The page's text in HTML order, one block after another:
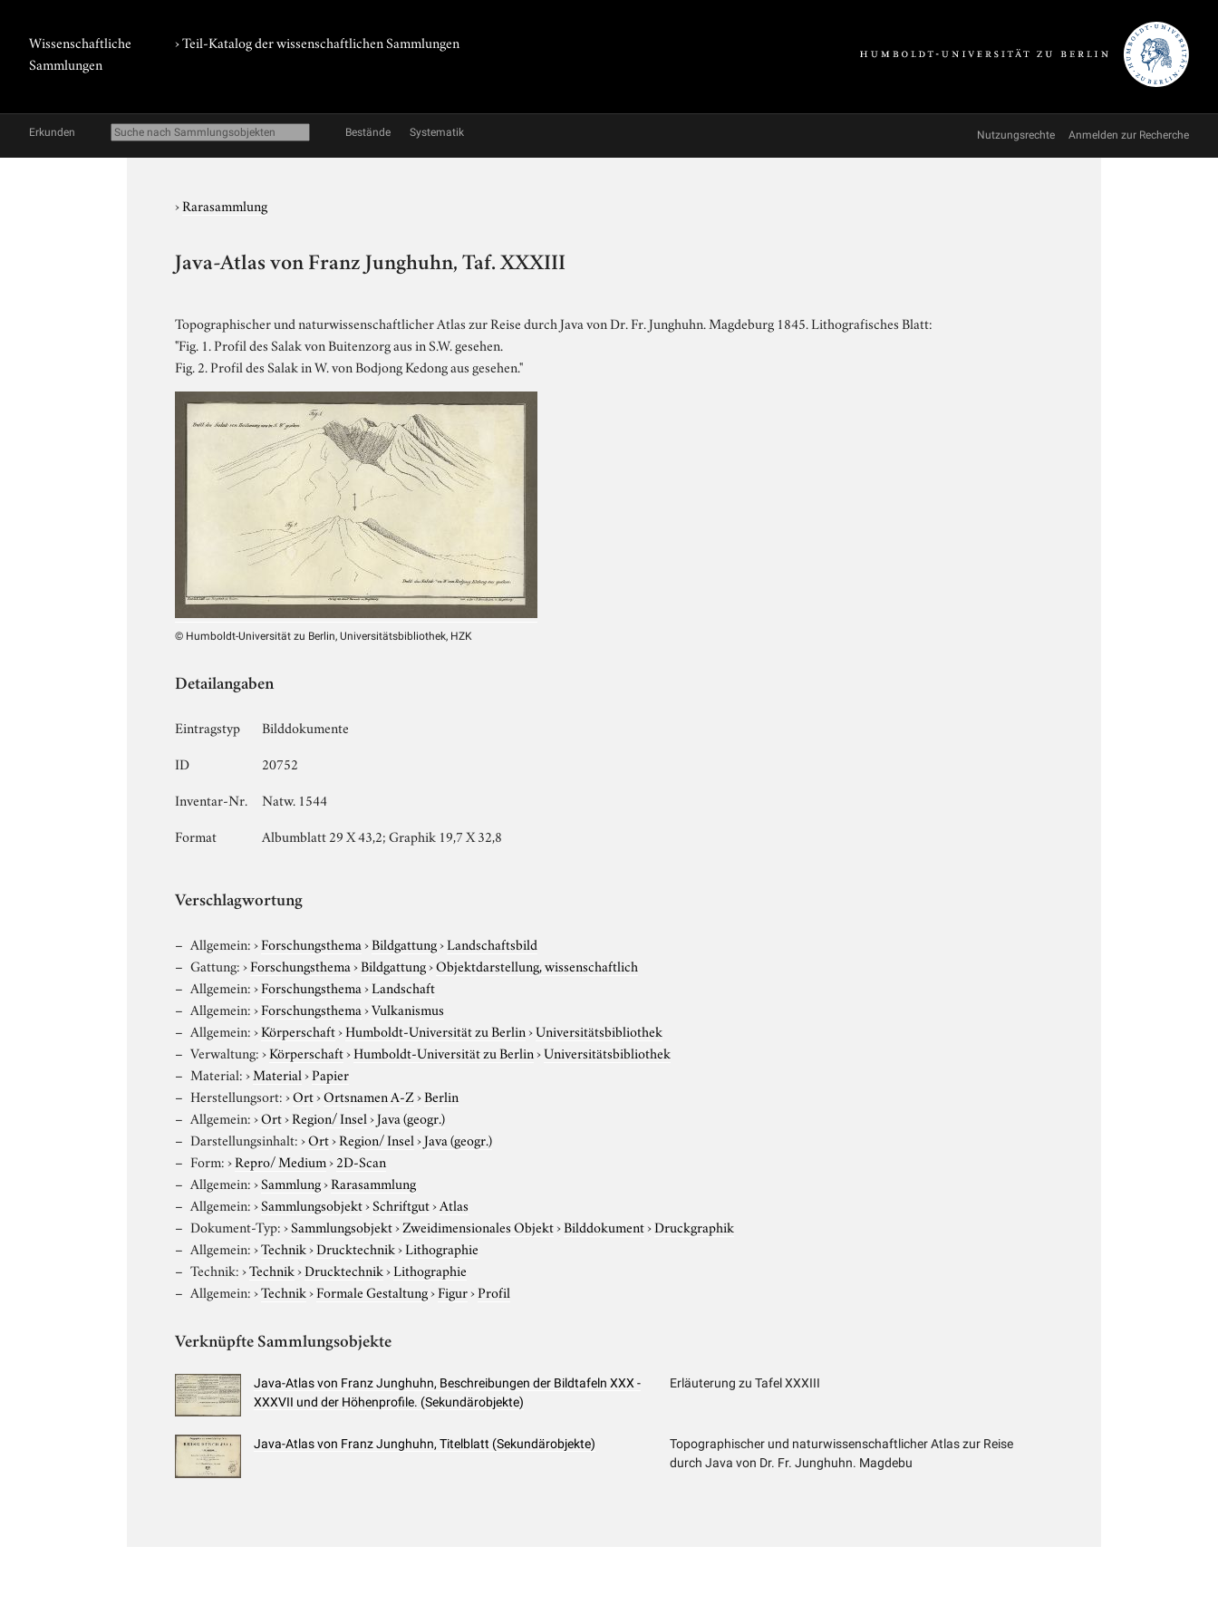
Wissenschaftliche
Sammlungen
› Teil-Katalog der wissenschaftlichen Sammlungen
Erkunden Bestände Systematik Nutzungsrechte Anmelden zur Recherche
›Rarasammlung
Java-Atlas von Franz Junghuhn, Taf. XXXIII
Topographischer und naturwissenschaftlicher Atlas zur Reise durch Java von Dr. Fr. Junghuhn. Magdeburg 1845. Lithografisches Blatt:
"Fig. 1. Profil des Salak von Buitenzorg aus in S.W. gesehen.
Fig. 2. Profil des Salak in W. von Bodjong Kedong aus gesehen."
© Humboldt-Universität zu Berlin, Universitätsbibliothek, HZK
Detailangaben
Eintragstyp
Bilddokumente
ID
20752
Inventar-Nr.
Natw. 1544
Format
Albumblatt 29 X 43,2; Graphik 19,7 X 32,8
Verschlagwortung
Allgemein:›Forschungsthema›Bildgattung›Landschaftsbild
Gattung:›Forschungsthema›Bildgattung›Objektdarstellung, wissenschaftlich
Allgemein:›Forschungsthema›Landschaft
Allgemein:›Forschungsthema›Vulkanismus
Allgemein:›Körperschaft›Humboldt-Universität zu Berlin›Universitätsbibliothek
Verwaltung:›Körperschaft›Humboldt-Universität zu Berlin›Universitätsbibliothek
Material:›Material›Papier
Herstellungsort:›Ort›Ortsnamen A-Z›Berlin
Allgemein:›Ort›Region/ Insel›Java (geogr.)
Darstellungsinhalt:›Ort›Region/ Insel›Java (geogr.)
Form:›Repro/ Medium›2D-Scan
Allgemein:›Sammlung›Rarasammlung
Allgemein:›Sammlungsobjekt›Schriftgut›Atlas
Dokument-Typ:›Sammlungsobjekt›Zweidimensionales Objekt›Bilddokument›Druckgraphik
Allgemein:›Technik›Drucktechnik›Lithographie
Technik:›Technik›Drucktechnik›Lithographie
Allgemein:›Technik›Formale Gestaltung›Figur›Profil
Verknüpfte Sammlungsobjekte
Java-Atlas von Franz Junghuhn, Beschreibungen der Bildtafeln XXX -
XXXVII und der Höhenprofile. (Sekundärobjekte)
Erläuterung zu Tafel XXXIII
Java-Atlas von Franz Junghuhn, Titelblatt (Sekundärobjekte)
Topographischer und naturwissenschaftlicher Atlas zur Reise
durch Java von Dr. Fr. Junghuhn. Magdebu